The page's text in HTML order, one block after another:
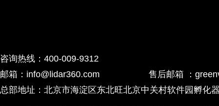
咨询热线：400-009-9312
邮箱：info@lidar360.com 售后邮箱 ：
总部地址：北京市海淀区东北旺北京中关村软件园孵化